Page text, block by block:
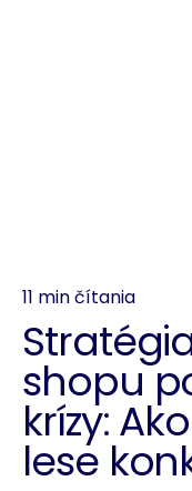
11 min čítania
shopu
krízy:
lese